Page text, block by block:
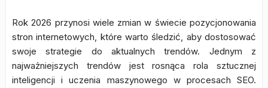
Rok 2026 przynosi wiele zmian w świecie pozycjonowania
stron internetowych, które warto śledzić, aby dostosować
swoje strategie do aktualnych trendów. Jednym z
najważniejszych trendów jest rosnąca rola sztucznej
inteligencji i uczenia maszynowego w procesach SEO.